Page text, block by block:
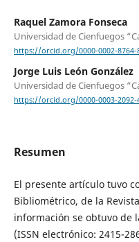
Raquel Zamora Fonseca
Universidad de Cienfuegos
https://orcid.org/0000-0002-8764-
Jorge Luis León González
Universidad de Cienfuegos
https://orcid.org/0000-0003-2092-
Resumen
El presente artículo tuvo
Bibliométrico, de la
información se obtuvo de
(ISSN electrónico: 2415-